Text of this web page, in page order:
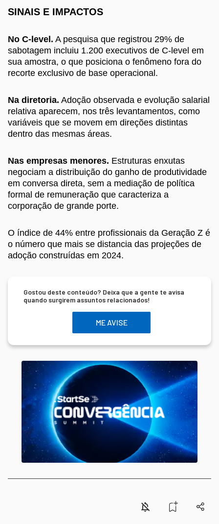
SINAIS E IMPACTOS
No C-level. A pesquisa que registrou 29% de
sabotagem incluiu 1.200 executivos de C-level em
sua amostra, o que posiciona o fenômeno fora do
recorte exclusivo de base operacional.
Na diretoria. Adoção observada e evolução salarial
relativa aparecem, nos três levantamentos, como
variáveis que se movem em direções distintas
dentro das mesmas áreas.
Nas empresas menores. Estruturas enxutas
negociam a distribuição do ganho de produtividade
em conversa direta, sem a mediação de política
formal de remuneração que caracteriza a
corporação de grande porte.
O índice de 44% entre profissionais da Geração Z é
o número que mais se distancia das projeções de
adoção construídas em 2024.
Gostou deste conteúdo? Deixa que a gente te avisa
quando surgirem assuntos relacionados!
ME AVISE